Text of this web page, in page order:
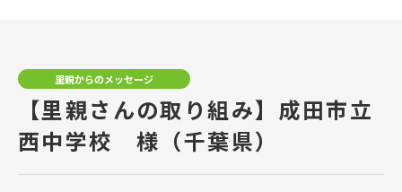
里親からのメッセージ
【里親さんの取り組み】成田市立
西中学校 様（千葉県）